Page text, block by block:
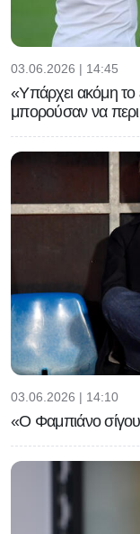
03.06.2026 | 14:45
«Υπάρχει ακόμη
μπορούσαν να
03.06.2026 | 14:10
«Ο Φαμπιάνο